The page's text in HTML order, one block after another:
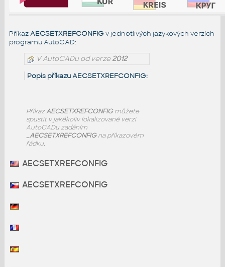
PříkazAECSETXREFCONFIGv jednotlivých jazykových verzích
programu AutoCAD:
V AutoCADu od verze2012
Popis příkazu AECSETXREFCONFIG:
PříkazAECSETXREFCONFIGmůžete
spustit v jakékoliv lokalizované verzi
AutoCADu zadáním
_AECSETXREFCONFIGna příkazovém
řádku.
AECSETXREFCONFIG
AECSETXREFCONFIG